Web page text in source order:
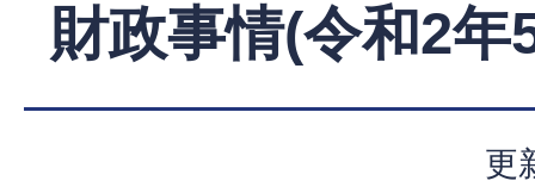
財政事情(令和2年
更